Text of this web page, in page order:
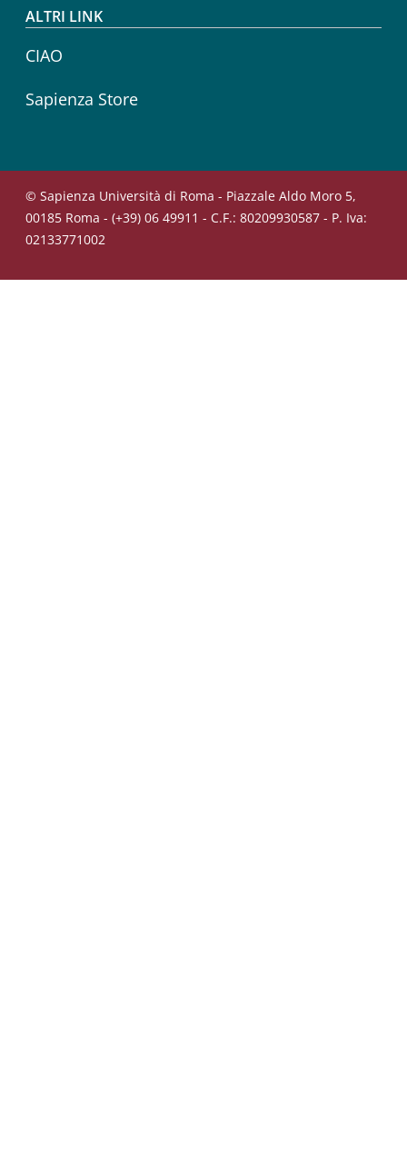
ALTRI LINK
CIAO
Sapienza Store
© Sapienza Università di Roma - Piazzale Aldo Moro 5,
00185 Roma - (+39) 06 49911 - C.F.: 80209930587 - P. Iva:
02133771002